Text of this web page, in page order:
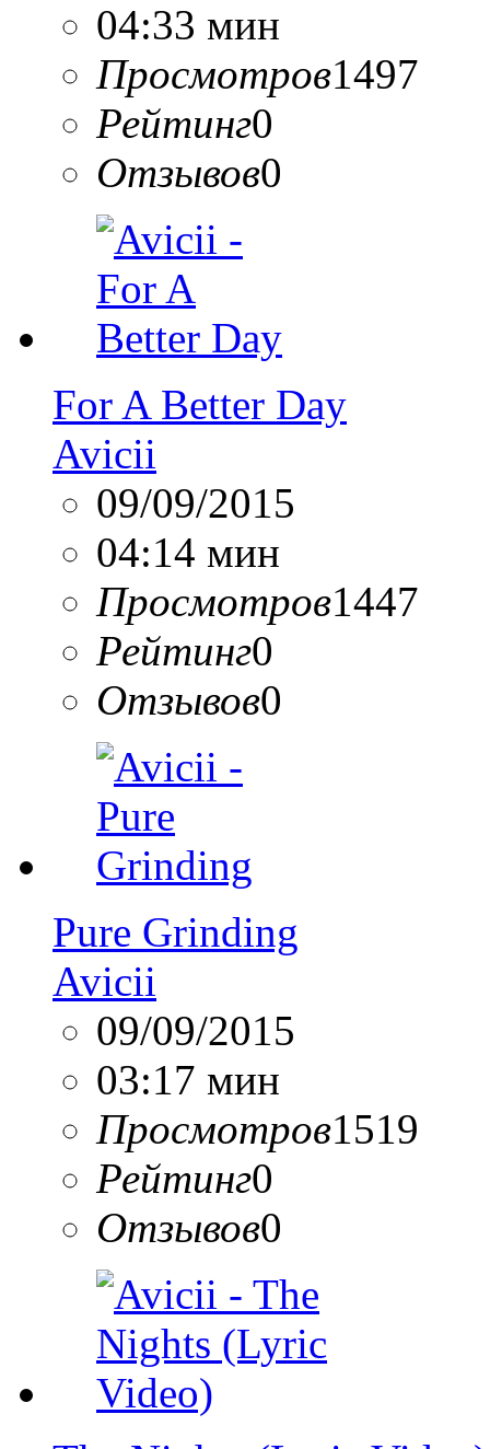
04:33 мин
Просмотров1497
Рейтинг0
Отзывов0
For A Better Day
Avicii
09/09/2015
04:14 мин
Просмотров1447
Рейтинг0
Отзывов0
Pure Grinding
Avicii
09/09/2015
03:17 мин
Просмотров1519
Рейтинг0
Отзывов0